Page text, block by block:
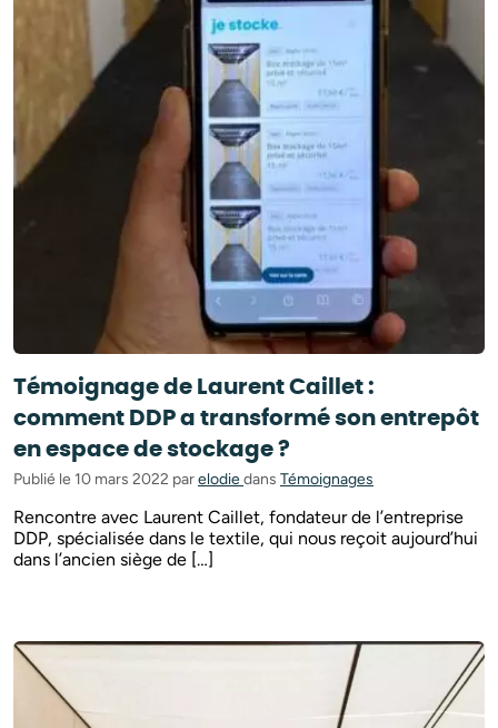
Témoignage de Laurent Caillet :
comment DDP a transformé son entrepôt
en espace de stockage ?
Publié le 10 mars 2022 parelodiedans Témoignages
Rencontre avec Laurent Caillet, fondateur de l’entreprise
DDP, spécialisée dans le textile, qui nous reçoit aujourd’hui
dans l’ancien siège de […]